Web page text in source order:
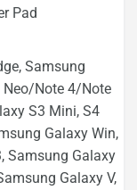
Pad
Samsung
Note 4/Note
S3 Mini, S4
Galaxy Win,
Samsung Galaxy
Galaxy V,